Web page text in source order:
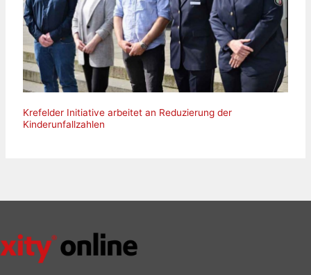
Krefelder Initiative arbeitet an Reduzierung der
Kinderunfallzahlen